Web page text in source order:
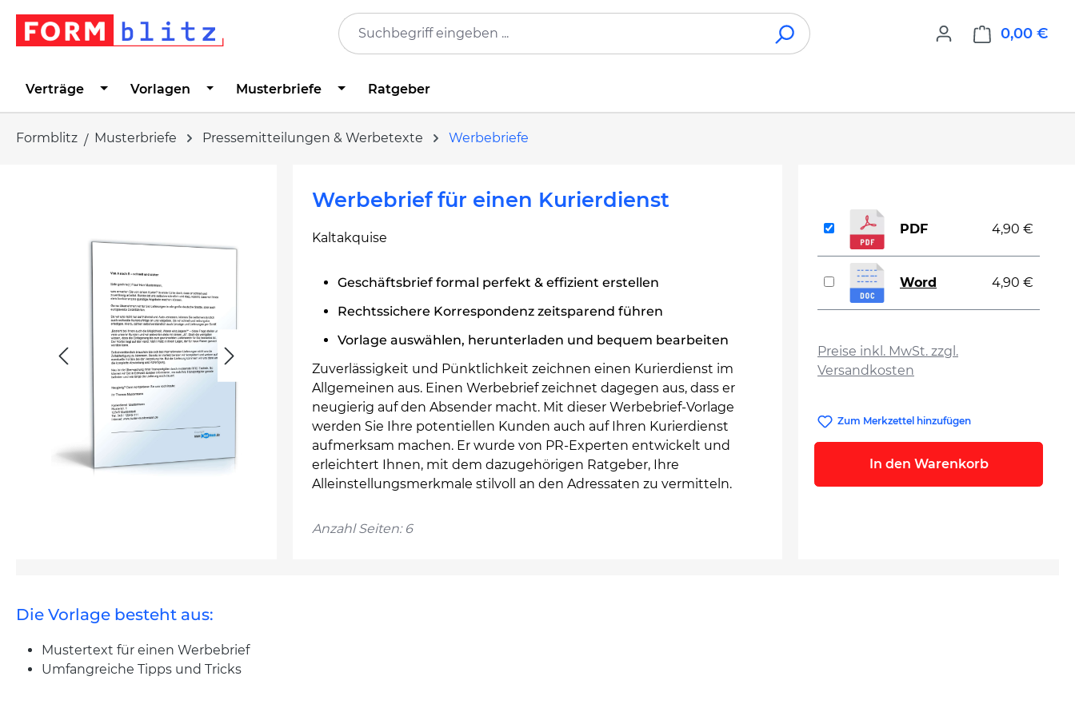
Zur Hauptnavigation springen
0,00 €
Verträge Vorlagen Musterbriefe Ratgeber
Formblitz Musterbriefe Pressemitteilungen & Werbetexte Werbebriefe
Werbebrief für einen Kurierdienst
Kaltakquise
Geschäftsbrief formal perfekt & effizient erstellen
Rechtssichere Korrespondenz zeitsparend führen
Vorlage auswählen, herunterladen und bequem bearbeiten
Zuverlässigkeit und Pünktlichkeit zeichnen einen Kurierdienst im
Allgemeinen aus. Einen Werbebrief zeichnet dagegen aus, dass er
neugierig auf den Absender macht. Mit dieser Werbebrief-Vorlage
werden Sie Ihre potentiellen Kunden auch auf Ihren Kurierdienst
aufmerksam machen. Er wurde von PR-Experten entwickelt und
erleichtert Ihnen, mit dem dazugehörigen Ratgeber, Ihre
Alleinstellungsmerkmale stilvoll an den Adressaten zu vermitteln.
Anzahl Seiten: 6
Preise inkl. MwSt. zzgl.
Versandkosten
PDF 4,90 €
Word 4,90 €
Zum Merkzettel hinzufügen
In den Warenkorb
Die Vorlage besteht aus:
Mustertext für einen Werbebrief
Umfangreiche Tipps und Tricks